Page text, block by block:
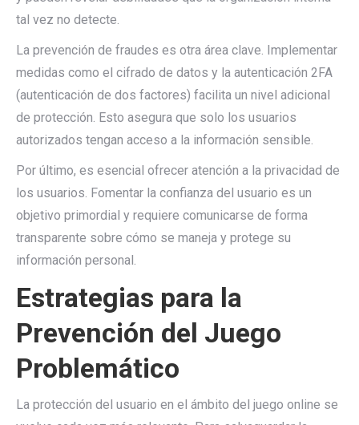
tal vez no detecte.
La prevención de fraudes es otra área clave. Implementar
medidas como el cifrado de datos y la autenticación 2FA
(autenticación de dos factores) facilita un nivel adicional
de protección. Esto asegura que solo los usuarios
autorizados tengan acceso a la información sensible.
Por último, es esencial ofrecer atención a la privacidad de
los usuarios. Fomentar la confianza del usuario es un
objetivo primordial y requiere comunicarse de forma
transparente sobre cómo se maneja y protege su
información personal.
Estrategias para la
Prevención del Juego
Problemático
La protección del usuario en el ámbito del juego online se